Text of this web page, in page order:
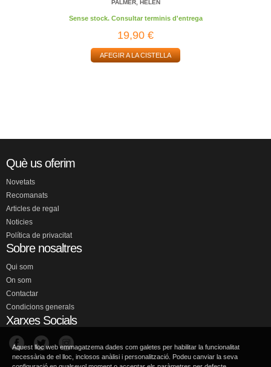
PALMER, HELEN
Sense stock. Consultar terminis d'entrega
19,90 €
AFEGIR A LA CISTELLA
Què us oferim
Novetats
Recomanats
Articles de regal
Noticies
Política de privacitat
Sobre nosaltres
Qui som
On som
Contactar
Condicions generals
Xarxes Socials
Aquest lloc web emmagatzema dades com galetes per habilitar la funcionalitat
necessària de el lloc, inclosos anàlisi i personalització. Podeu canviar la seva